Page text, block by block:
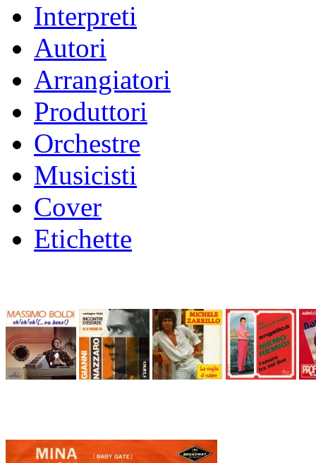
Interpreti
Autori
Arrangiatori
Produttori
Orchestre
Musicisti
Cover
Etichette